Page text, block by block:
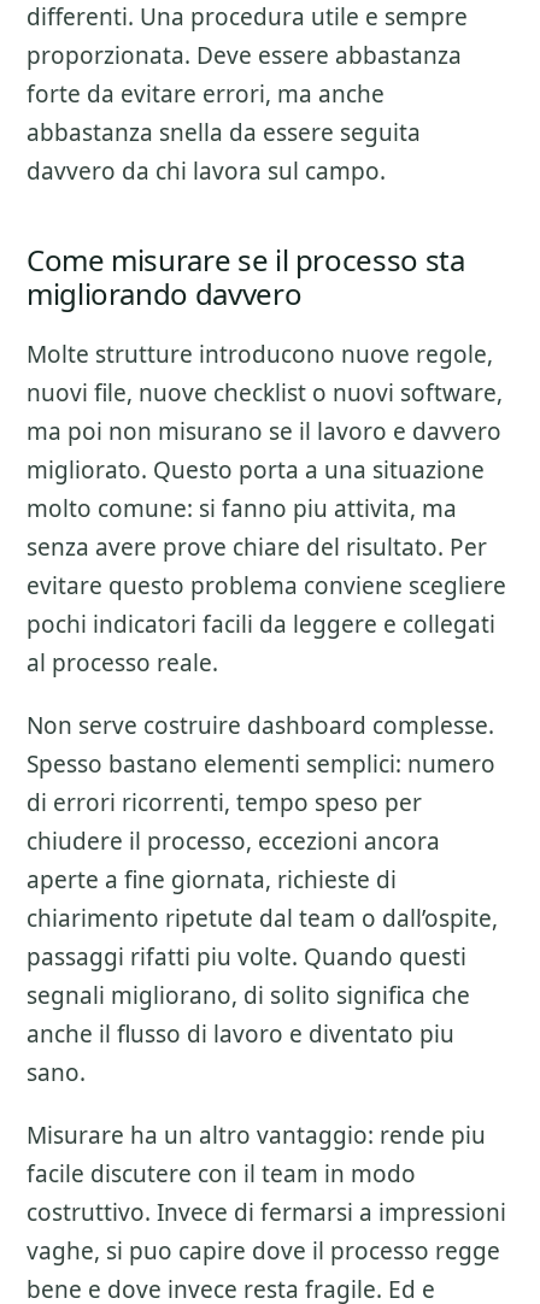
differenti. Una procedura utile e sempre
proporzionata. Deve essere abbastanza
forte da evitare errori, ma anche
abbastanza snella da essere seguita
davvero da chi lavora sul campo.
Come misurare se il processo sta
migliorando davvero
Molte strutture introducono nuove regole,
nuovi file, nuove checklist o nuovi software,
ma poi non misurano se il lavoro e davvero
migliorato. Questo porta a una situazione
molto comune: si fanno piu attivita, ma
senza avere prove chiare del risultato. Per
evitare questo problema conviene scegliere
pochi indicatori facili da leggere e collegati
al processo reale.
Non serve costruire dashboard complesse.
Spesso bastano elementi semplici: numero
di errori ricorrenti, tempo speso per
chiudere il processo, eccezioni ancora
aperte a fine giornata, richieste di
chiarimento ripetute dal team o dall’ospite,
passaggi rifatti piu volte. Quando questi
segnali migliorano, di solito significa che
anche il flusso di lavoro e diventato piu
sano.
Misurare ha un altro vantaggio: rende piu
facile discutere con il team in modo
costruttivo. Invece di fermarsi a impressioni
vaghe, si puo capire dove il processo regge
bene e dove invece resta fragile. Ed e